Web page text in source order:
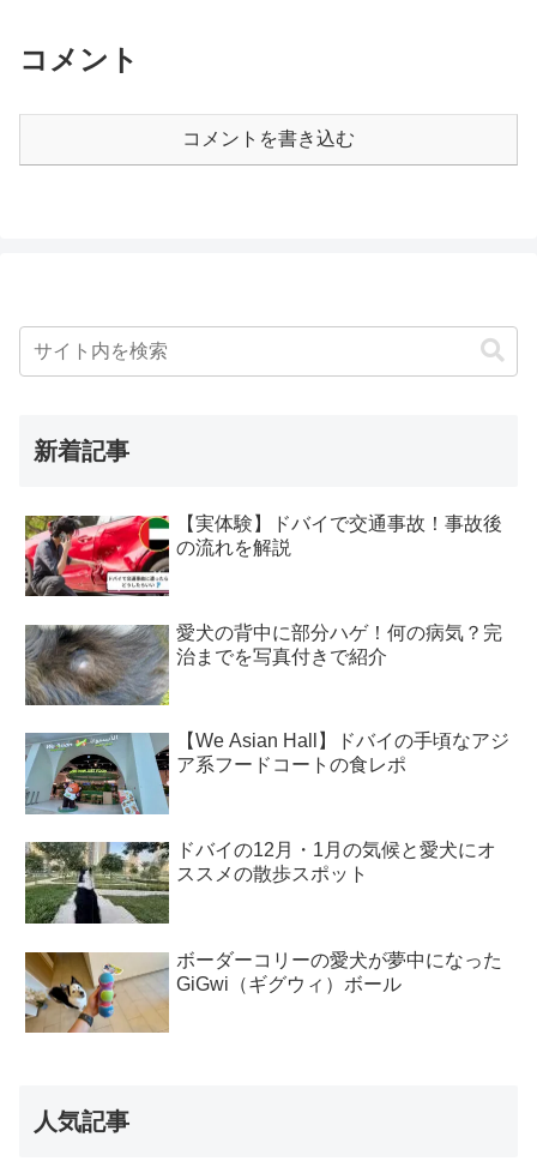
コメント
コメントを書き込む
新着記事
【実体験】ドバイで交通事故！事故後
の流れを解説
愛犬の背中に部分ハゲ！何の病気？完
治までを写真付きで紹介
【We Asian Hall】ドバイの手頃なアジ
ア系フードコートの食レポ
ドバイの12月・1月の気候と愛犬にオ
ススメの散歩スポット
ボーダーコリーの愛犬が夢中になった
GiGwi（ギグウィ）ボール
人気記事